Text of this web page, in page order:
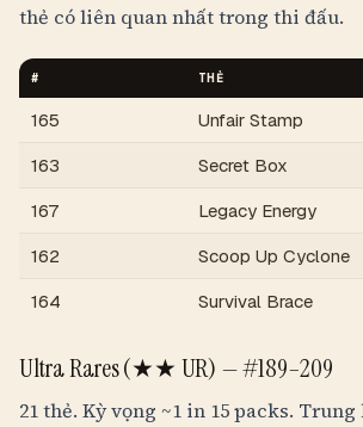
thẻ có liên quan nhất trong thi đấu.
# THẺ
165 Unfair Stamp
163
Secret Box
167
Legacy Energy
162
Scoop Up Cyclone
164
Survival Brace
Ultra Rares (★★ UR) —#189–209
21 thẻ. Kỳ vọng ~1 in 15 packs. Trung